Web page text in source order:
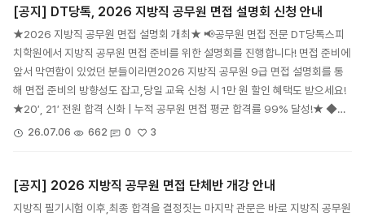
[공지] DT당톡, 2026 지방직 공무원 면접 설명회 신청 안내
★2026 지방직 공무원 면접 설명회 개최★ 📢공무원 면접 전문 DT당톡스피
치학원에서 지방직 공무원 면접 준비를 위한 설명회를 진행합니다! 면접 준비에
앞서 막연함이 있었던 분들이라면2026 지방직 공무원 9급 면접 설명회를 통
해 면접 준비의 방향성도 잡고,당일 교육 신청 시 1만 원 할인 혜택도 받으세요!
★20′, 21′ 전원 합격 신화 | 누적 공무원 면접 평균 합격률 99% 달성!★ ◆…
26.07.06 662 0 3
[공지] 2026 지방직 공무원 면접 단체반 개강 안내
지방직 필기시험 이후,최종 합격을 결정짓는 마지막 관문은 바로 지방직 공무원